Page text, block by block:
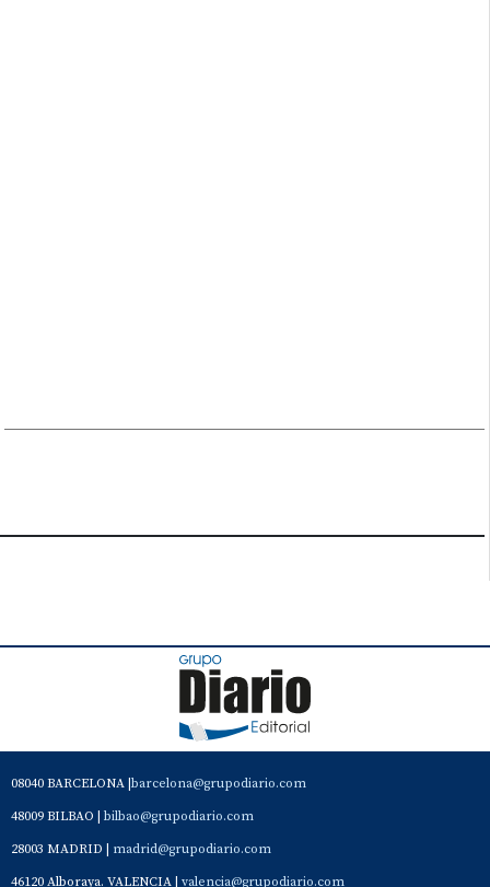
08040 BARCELONA | barcelona@grupodiario.com
48009 BILBAO | bilbao@grupodiario.com
28003 MADRID | madrid@grupodiario.com
46120 Alboraya. VALENCIA | valencia@grupodiario.com